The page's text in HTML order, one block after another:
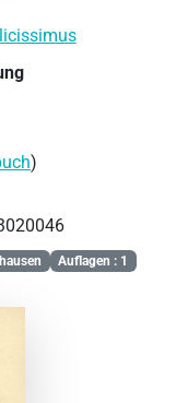
)
Auflagen : 1